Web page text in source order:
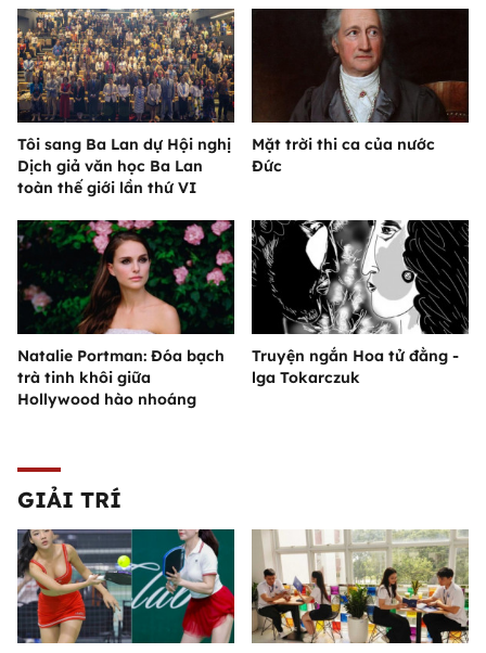
Tôi sang Ba Lan dự Hội nghị
Dịch giả văn học Ba Lan
toàn thế giới lần thứ VI
Mặt trời thi ca của nước
Đức
Natalie Portman: Đóa bạch
trà tinh khôi giữa
Hollywood hào nhoáng
Truyện ngắn Hoa tử đằng -
lga Tokarczuk
GIẢI TRÍ